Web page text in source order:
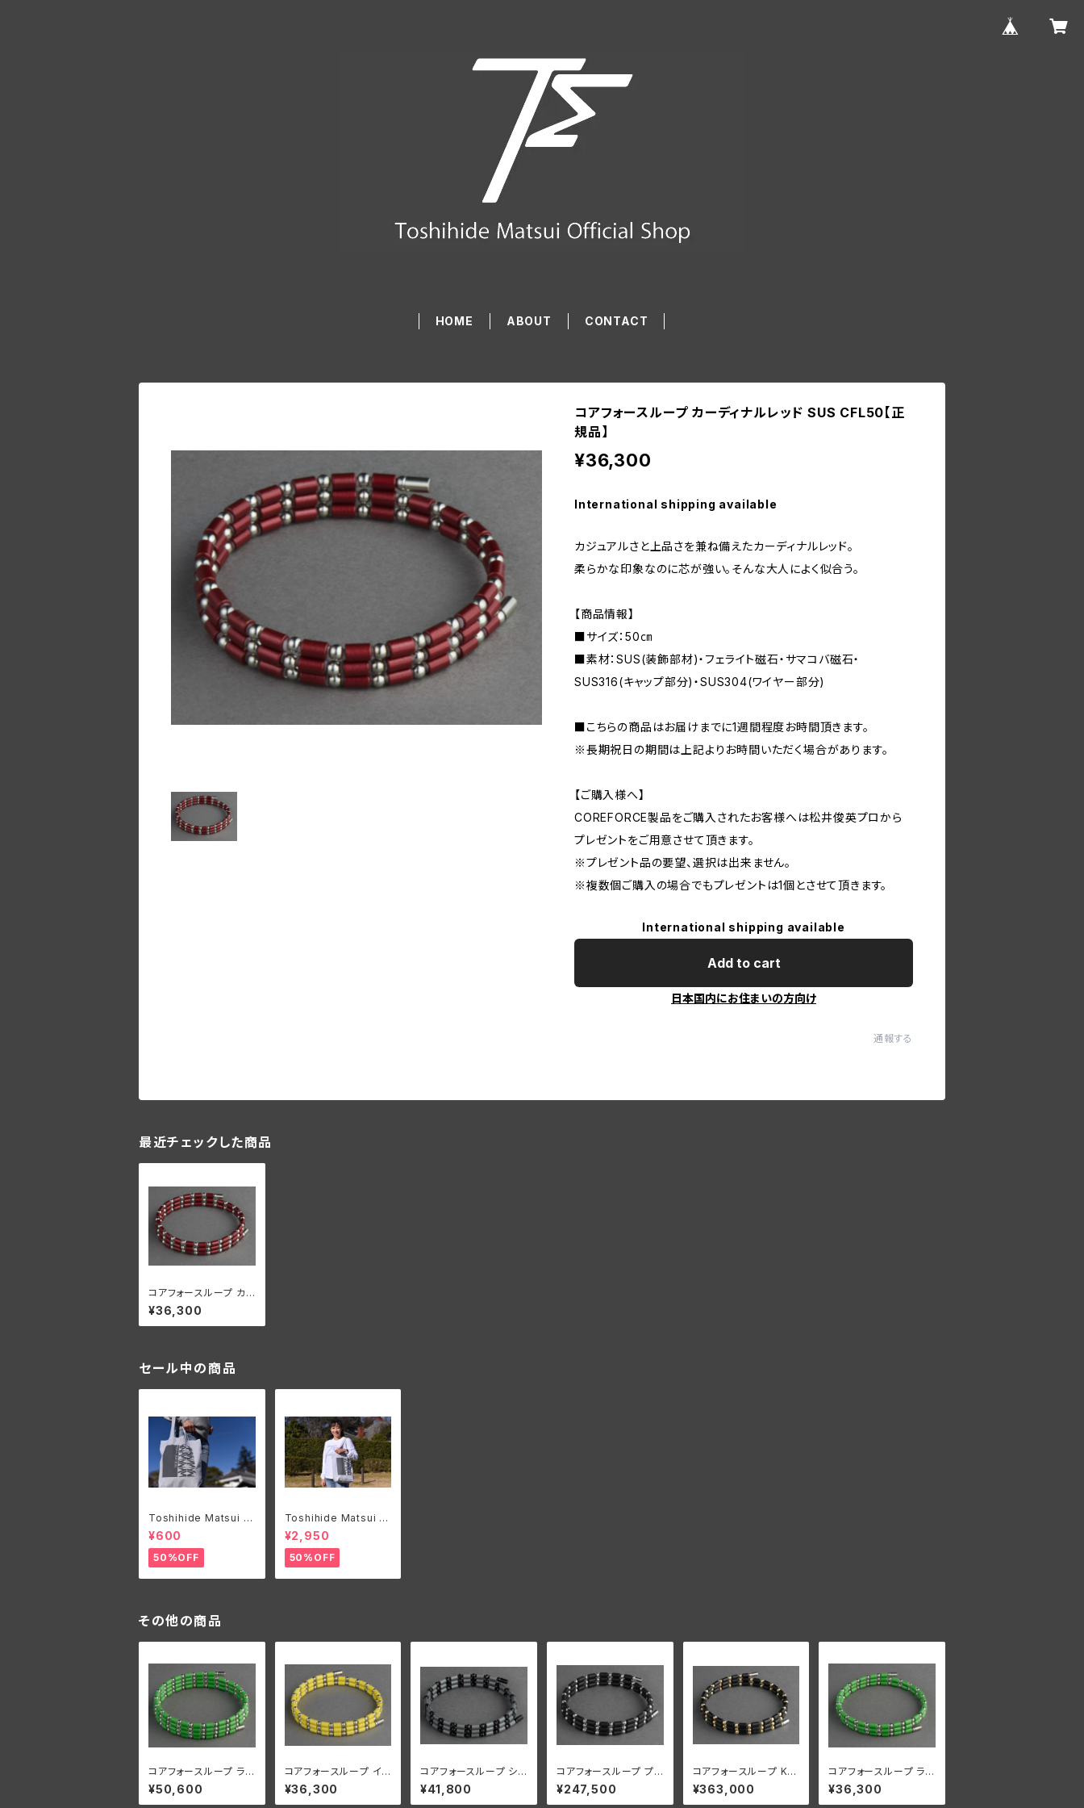
HOME ABOUT CONTACT
コアフォースループ カーディナルレッド SUS CFL50【正
規品】
¥36,300
International shipping available
カジュアルさと上品さを兼ね備えたカーディナルレッド。
柔らかな印象なのに芯が強い。そんな大人によく似合う。
【商品情報】
■サイズ：50㎝
■素材：SUS(装飾部材)・フェライト磁石・サマコバ磁石・
SUS316(キャップ部分)・SUS304(ワイヤー部分)
■こちらの商品はお届けまでに1週間程度お時間頂きます。
※長期祝日の期間は上記よりお時間いただく場合があります。
【ご購入様へ】
COREFORCE製品をご購入されたお客様へは松井俊英プロから
プレゼントをご用意させて頂きます。
※プレゼント品の要望、選択は出来ません。
※複数個ご購入の場合でもプレゼントは1個とさせて頂きます。
International shipping available
Add to cart
日本国内にお住まいの方向け
通報する
最近チェックした商品
コアフォースループ カ
ーディナルレッド SUS
CFL50【正規品】
¥36,300
セール中の商品
Toshihide Matsui オ
リジナルエコバック
¥600
50%OFF
Toshihide Matsui オ
リジナルロングTシャツ
¥2,950
50%OFF
その他の商品
コアフォースループ ライ
ムグリーン SUS CFL7
0【正規品】
¥50,600
コアフォースループ イ
エロー SUS CFL50
【正規品】
¥36,300
コアフォースループ シル
バーグレー CFL50【正
規品】
¥41,800
コアフォースループ プラ
チナ CFL50【正規品】
¥247,500
コアフォースループ K18
CFL50【正規品】
¥363,000
コアフォースループ ライ
ムグリーン SUS CFL5
0【正規品】
¥36,300